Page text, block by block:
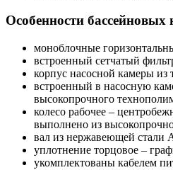
Особенности бассейновых
моноблочные
встроенный сетчатый
корпус насосной камеры из
встроенный в насосную
высокопрочного
колесо рабочее –
выполнено из
вал из нержавеющей стали
уплотнение торцовое –
укомплектованы кабелем